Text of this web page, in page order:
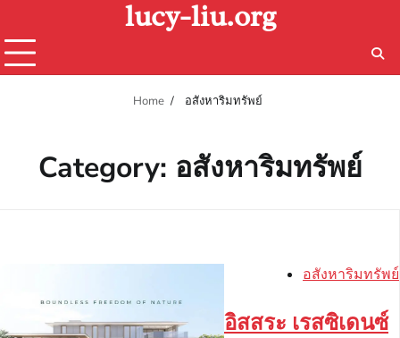
content
lucy-liu.org
Home อสังหาริมทรัพย์
Category: อสังหาริมทรัพย์
อสังหาริมทรัพย์
อิสสระ เรสซิเดนซ์